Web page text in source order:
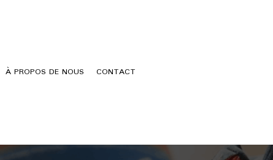
À PROPOS DE NOUS CONTACT